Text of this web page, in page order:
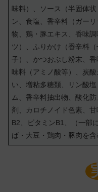
味料）、ソース（半固体
ン、食塩、香辛料（ガー
物、鶏・豚エキス、香味
ツ）、ふりかけ（香辛料
子）、かつおぶし粉末、
味料（アミノ酸等）、炭
い、増粘多糖類、リン酸
ム、香辛料抽出物、酸化
剤、カロチノイド色素、
B2、ビタミンB1、（一部
ば・大豆・鶏肉・豚肉を含